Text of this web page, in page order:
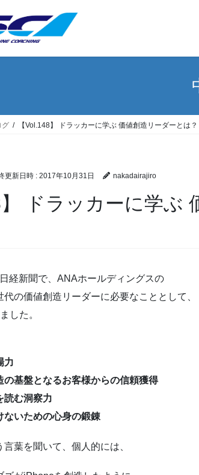
グ 【Vol.148】 ドラッカーに学ぶ 価値創造リーダーとは？
更新日時 : 2017年10月31日 nakadairajiro
】 ドラッカーに学ぶ
経新聞で、ANAホールディングスの
代の価値創造リーダーに必要なこととして、
した。
力
の基盤となるお客様からの信頼獲得
読む洞察力
ないための心身の鍛錬
言葉を聞いて、個人的には、